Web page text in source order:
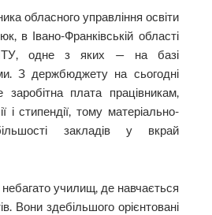
обласного управління освіти
в Івано-Франківській області
одне з яких — на базі
З держбюджету на сьогодні
плата працівникам,
і стипендії, тому матеріально-
закладів у вкрай
училищ, де навчається
Вони здебільшого орієнтовані